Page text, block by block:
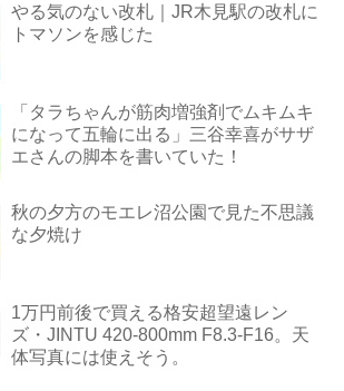
やる気のない改札｜JR木見駅の改札に
トマソンを感じた
「タラちゃんが筋肉増強剤でムキムキ
になって五輪に出る」三谷幸喜がサザ
エさんの脚本を書いていた！
秋の夕方のモエレ沼公園で見た不思議
な夕焼け
1万円前後で買える格安超望遠レン
ズ・JINTU 420-800mm F8.3-F16。天
体写真には使えそう。